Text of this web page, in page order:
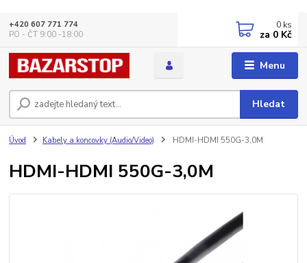
Menu
Hledat
+420 607 771 774
PO - ČT 9:00 -18:00
0 ks
za 0 Kč
Úvod Kabely a koncovky (Audio/Video) HDMI-HDMI 550G-3,0M
HDMI-HDMI 550G-3,0M